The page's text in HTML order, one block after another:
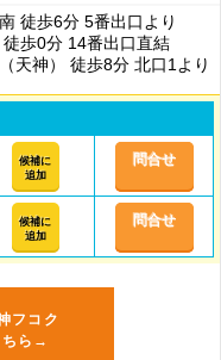
徒歩6分 5番出口より
歩0分 14番出口直結
天神） 徒歩8分 北口1より
候補に
追加
問合せ
候補に
追加
問合せ
フコク
ちら→